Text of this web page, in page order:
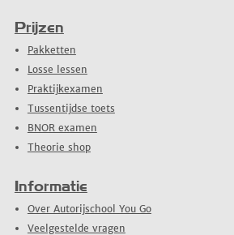
Prijzen
Pakketten
Losse lessen
Praktijkexamen
Tussentijdse toets
BNOR examen
Theorie shop
Informatie
Over Autorijschool You Go
Veelgestelde vragen